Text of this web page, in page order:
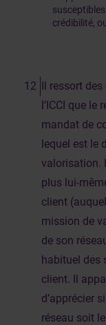
crédibilité,
Il ressort
l’ICCI que le
mandat de
lequel est le
valorisation.
plus lui-
client
mission de
de son
habituel des
client. Il
d’apprécier
réseau soit